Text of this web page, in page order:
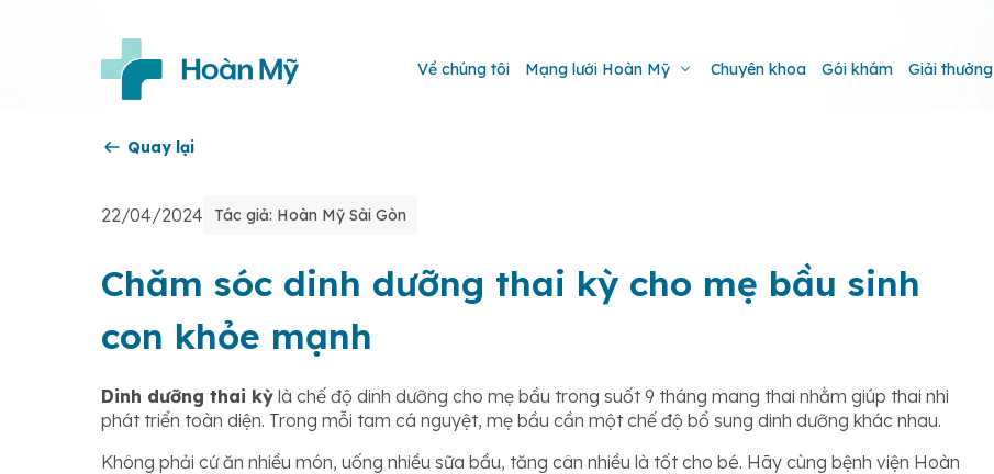
Về chúng tôi Mạng lưới Hoàn Mỹ Chuyên khoa Gói khám Giải thưởng
Quay lại
22/04/2024 Tác giả: Hoàn Mỹ Sài Gòn
Chăm sóc dinh dưỡng thai kỳ cho mẹ bầu sinh
con khỏe mạnh
Dinh dưỡng thai kỳ là chế độ dinh dưỡng cho mẹ bầu trong suốt 9 tháng mang thai nhằm giúp thai nhi
phát triển toàn diện. Trong mỗi tam cá nguyệt, mẹ bầu cần một chế độ bổ sung dinh dưỡng khác nhau.
Không phải cứ ăn nhiều món, uống nhiều sữa bầu, tăng cân nhiều là tốt cho bé. Hãy cùng bệnh viện Hoàn